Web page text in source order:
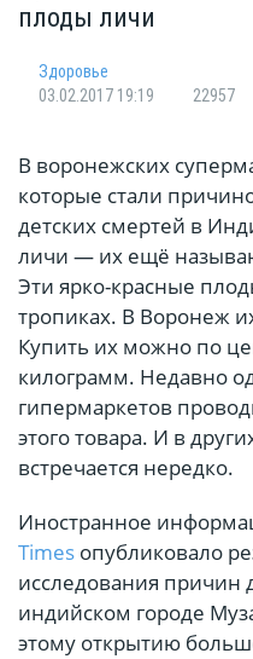
плоды личи
Здоровье
03.02.2017 19:19
22957
В воронежских
которые стали
детских смертей в
личи — их ещё
Эти ярко-красные
тропиках. В Воронеж
Купить их можно по
килограмм. Недавно
гипермаркетов
этого товара. И в
встречается нередко.
Иностранное
Times опубликовало
исследования причин
индийском городе
этому открытию